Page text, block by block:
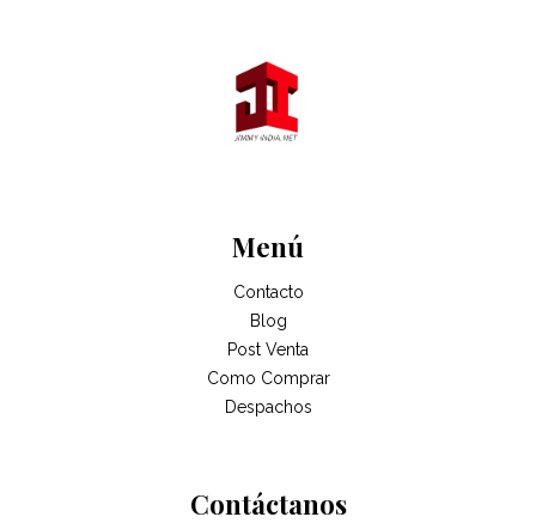
Menú
Contacto
Blog
Post Venta
Como Comprar
Despachos
Contáctanos